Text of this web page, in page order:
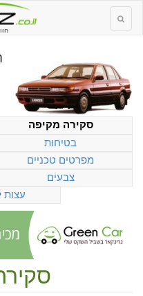
סקירה מקיפה
בטיחות
מפרטים טכניים
צבעים
עצות